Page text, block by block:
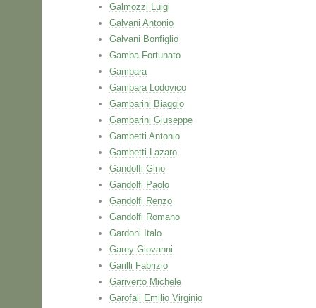
Galmozzi Luigi
Galvani Antonio
Galvani Bonfiglio
Gamba Fortunato
Gambara
Gambara Lodovico
Gambarini Biaggio
Gambarini Giuseppe
Gambetti Antonio
Gambetti Lazaro
Gandolfi Gino
Gandolfi Paolo
Gandolfi Renzo
Gandolfi Romano
Gardoni Italo
Garey Giovanni
Garilli Fabrizio
Gariverto Michele
Garofali Emilio Virginio